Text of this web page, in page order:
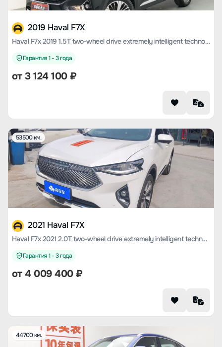
2019 Haval F7X
Haval F7x 2019 1.5T two-wheel drive extremely intelligent technology version
Гарантия 1 - 3 года
от3 124 100₽
53500 км.
2021 Haval F7X
Haval F7x 2021 2.0T two-wheel drive extremely intelligent technology version
Гарантия 1 - 3 года
от4 009 400₽
44700 км.